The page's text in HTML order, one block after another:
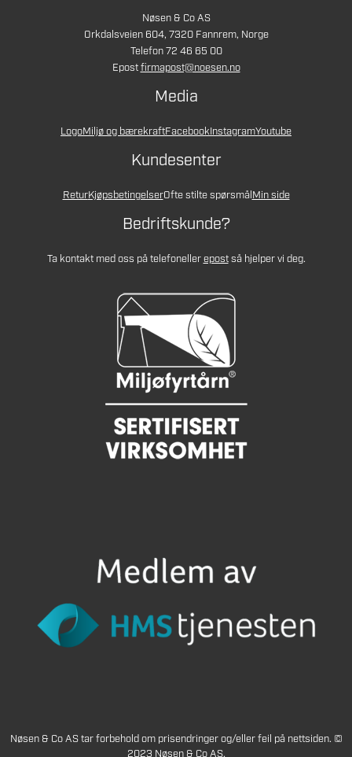
Nøsen & Co AS
Orkdalsveien 604, 7320 Fannrem, Norge
Telefon 72 46 65 00
Epostfirmapost@noesen.no
Media
LogoMiljø og bærekraftFacebookInstagramYoutube
Kundesenter
ReturKjøpsbetingelserOfte stilte spørsmålMin side
Bedriftskunde?
Ta kontakt med oss på telefonellerepostså hjelper vi deg.
Nøsen & Co AS tar forbehold om prisendringer og/eller feil på nettsiden. ©
2023 Nøsen & Co AS.